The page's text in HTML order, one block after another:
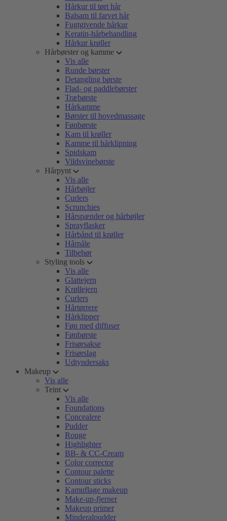
Hårkur til tørt hår
Balsam til farvet hår
Fugtgivende hårkur
Keratin-hårbehandling
Hårkur krøller
Hårbørster og kamme
Vis alle
Runde børster
Detangling børste
Flad- og paddlebørster
Træbørste
Hårkamme
Børster til hovedmassage
Fønbørste
Kam til krøller
Kamme til hårklipning
Spidskam
Vildsvinebørste
Hårpynt
Vis alle
Hårbøjler
Curlers
Scrunchies
Hårspænder og hårbøjler
Sprayflasker
Hårbånd til krøller
Hårnåle
Tilbehør
Styling tools
Vis alle
Glattejern
Krøllejern
Curlers
Hårtørrere
Hårklipper
Føn med diffuser
Fønbørste
Frisørsakse
Frisørslag
Udtyndersaks
Makeup
Vis alle
Teint
Vis alle
Foundations
Concealere
Pudder
Rouge
Highlighter
BB- & CC-Cream
Color corrector
Contour palette
Contour sticks
Kamuflage makeup
Make-up-fjerner
Makeup primer
Minderalpudder